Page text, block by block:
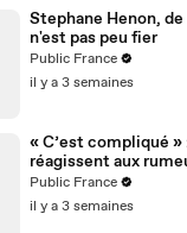
Stephane Henon,
n'est pas peu fier
Public France
il y a 3 semaines
« C’est compliqué
réagissent aux
Public France
il y a 3 semaines